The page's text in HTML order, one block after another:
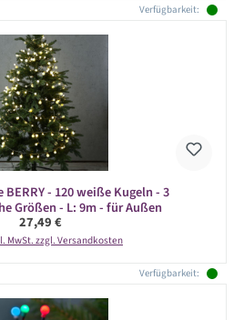
Verfügbarkeit:
- 120 weiße Kugeln - 3
Größen - L: 9m - für Außen
Regulärer Preis:
27,49 €
MwSt. zzgl. Versandkosten
Verfügbarkeit: